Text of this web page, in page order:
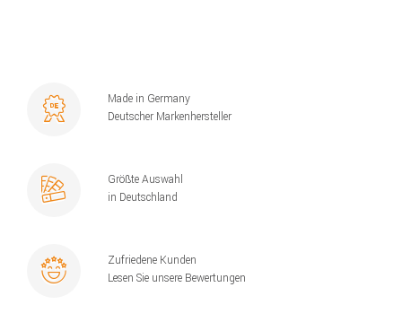
Made in Germany
Deutscher Markenhersteller
Größte Auswahl
in Deutschland
Zufriedene Kunden
Lesen Sie unsere Bewertungen